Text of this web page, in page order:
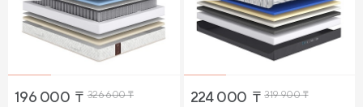
196 000 ₸ 326 600₸ 224 000 ₸ 319 900₸